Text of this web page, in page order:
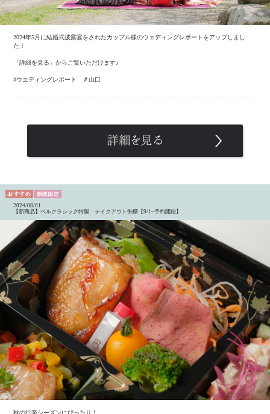
2024年5月に結婚式披露宴をされたカップル様のウェディングレポートをアップしまし
た！
「詳細を見る」からご覧いただけます♪
#ウエディングレポート ＃山口
2024/08/01
【新商品】ベルクラシック特製 テイクアウト御膳【9/1~予約開始】
秋の行楽シーズンにぴったり！